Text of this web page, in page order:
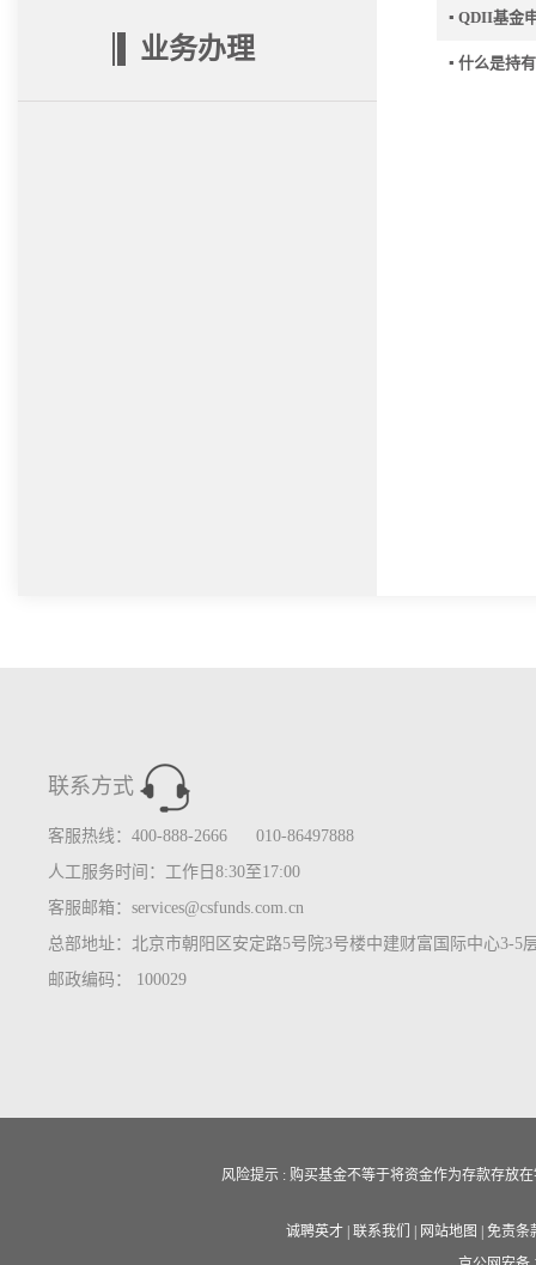
业务办理
▪ QDII基金
▪ 什么是持
联系方式
客服热线：400-888-2666 010-86497888
人工服务时间：工作日8:30至17:00
客服邮箱：services@csfunds.com.cn
总部地址：北京市朝阳区安定路5号院3号楼中建财富国际中心3-5
邮政编码： 100029
风险提示 : 购买基金不等于将资金作为存款存放
诚聘英才 联系我们 网站地图
免责条